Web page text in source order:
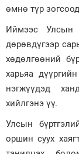
өмнө түр
Иймээс Улсын
дөрөвдүгээр
хөдөлгөөний
харьяа
нэгжүүдэд
хийлгэнэ үү.
Улсын
оршин суух